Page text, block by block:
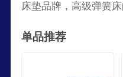
床垫品牌，高级弹簧
单品推荐